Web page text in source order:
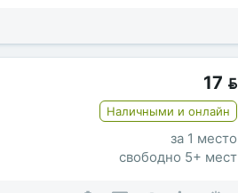
17 
Наличными и онлайн
за 1 место
свободно 5+ мест